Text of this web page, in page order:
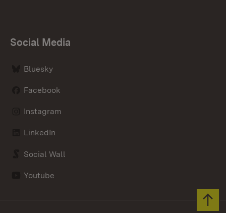
Social Media
Bluesky
Facebook
Instagram
LinkedIn
Social Wall
Youtube